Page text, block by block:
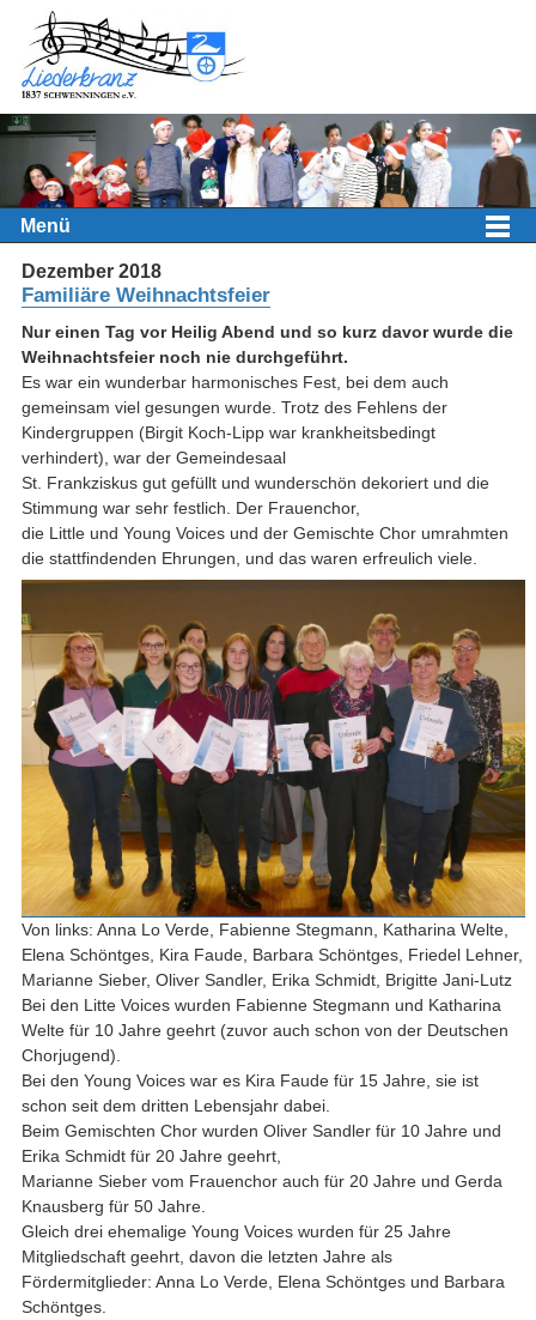
Menü
Dezember 2018
Familiäre Weihnachtsfeier
Nur einen Tag vor Heilig Abend und so kurz davor wurde die
Weihnachtsfeier noch nie durchgeführt.
Es war ein wunderbar harmonisches Fest, bei dem auch
gemeinsam viel gesungen wurde. Trotz des Fehlens der
Kindergruppen (Birgit Koch-Lipp war krankheitsbedingt
verhindert), war der Gemeindesaal
St. Frankziskus gut gefüllt und wunderschön dekoriert und die
Stimmung war sehr festlich. Der Frauenchor,
die Little und Young Voices und der Gemischte Chor umrahmten
die stattfindenden Ehrungen, und das waren erfreulich viele.
Von links: Anna Lo Verde, Fabienne Stegmann, Katharina Welte,
Elena Schöntges, Kira Faude, Barbara Schöntges, Friedel Lehner,
Marianne Sieber, Oliver Sandler, Erika Schmidt, Brigitte Jani-Lutz
Bei den Litte Voices wurden Fabienne Stegmann und Katharina
Welte für 10 Jahre geehrt (zuvor auch schon von der Deutschen
Chorjugend).
Bei den Young Voices war es Kira Faude für 15 Jahre, sie ist
schon seit dem dritten Lebensjahr dabei.
Beim Gemischten Chor wurden Oliver Sandler für 10 Jahre und
Erika Schmidt für 20 Jahre geehrt,
Marianne Sieber vom Frauenchor auch für 20 Jahre und Gerda
Knausberg für 50 Jahre.
Gleich drei ehemalige Young Voices wurden für 25 Jahre
Mitgliedschaft geehrt, davon die letzten Jahre als
Fördermitglieder: Anna Lo Verde, Elena Schöntges und Barbara
Schöntges.